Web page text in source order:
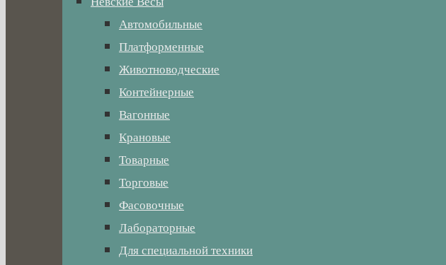
Автомобильные
Платформенные
Животноводческие
Контейнерные
Вагонные
Крановые
Товарные
Торговые
Фасовочные
Лабораторные
Для специальной техники